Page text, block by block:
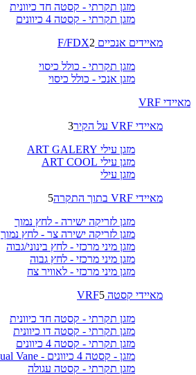
מזגן תקרתי - קסטה חד כיוונית
מזגן תקרתי - קסטה 4 כיוונים
מאיידים אנכיים F/FDX 2
מזגן תקרתי - כולל כיסוי
מזגן אנכי - כולל כיסוי
מאיידי VRF
מאיידי VRF על הקיר
3
מזגן עילי ART GALERY
מזגן עילי ART COOL
מזגן עילי
מאיידי VRF בתוך התקרה
5
מזגן לזריקה ישירה - לחץ נמוך
מזגן לזריקה ישירה צר - לחץ נמוך
מזגן מיני מרכזי - לחץ בינוני/גבוה
מזגן מיני מרכזי - לחץ גבוה
מזגן מיני מרכזי - לאוויר צח
מאיידי קסטה VRF 5
מזגן תקרתי - קסטה חד כיוונית
מזגן תקרתי - קסטה דו כיוונית
מזגן תקרתי - קסטה 4 כיוונים
מזגן - קסטה 4 כיוונים - Dual Vane
מזגן תקרתי - קסטה עגולה